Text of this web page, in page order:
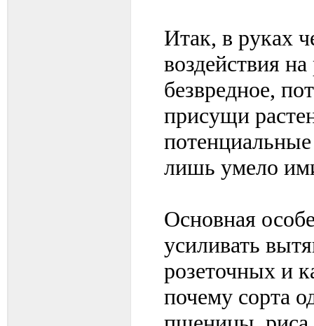
Итак, в руках
воздействия
безвредное,
присущи
лишь умело
Основная
усиливать
розеточных и
почему сорта